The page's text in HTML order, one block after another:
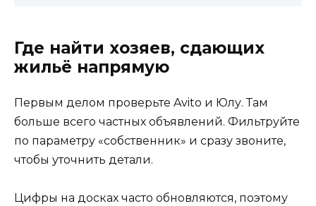
Где найти хозяев, сдающих
жильё напрямую
Первым делом проверьте Avito и Юлу. Там
больше всего частных объявлений. Фильтруйте
по параметру «собственник» и сразу звоните,
чтобы уточнить детали.
Цифры на досках часто обновляются, поэтому